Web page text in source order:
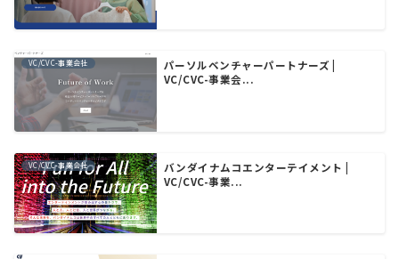
VC/CVC-事業会社
パーソルベンチャーパートナーズ |
VC/CVC-事業会...
VC/CVC-事業会社
バンダイナムコエンターテイメント |
VC/CVC-事業...